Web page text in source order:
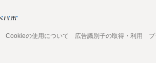
Cookieの使用について 広告識別子の取得・利用